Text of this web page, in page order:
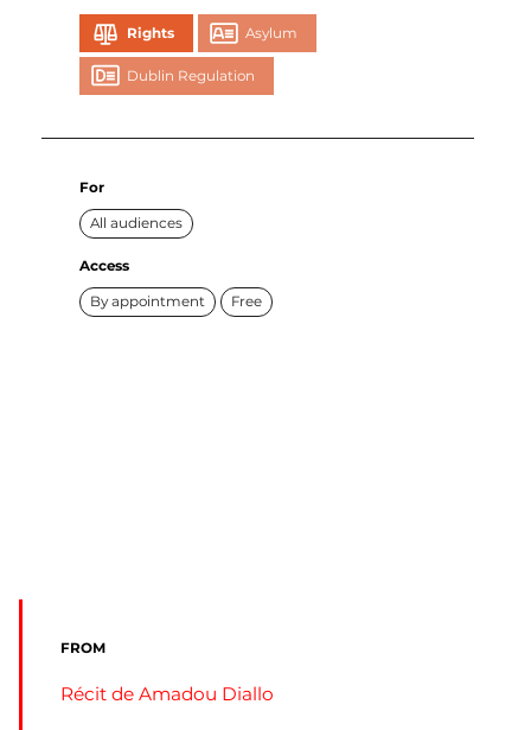
Rights Asylum
Dublin Regulation
For
All audiences
Access
By appointment Free
FROM
Récit de Amadou Diallo